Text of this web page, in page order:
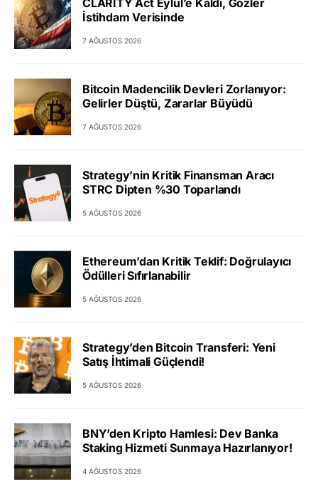
İstihdam Verisinde
7 AĞUSTOS 2026
Bitcoin Madencilik Devleri Zorlanıyor:
Gelirler Düştü, Zararlar Büyüdü
7 AĞUSTOS 2026
Strategy’nin Kritik Finansman Aracı
STRC Dipten %30 Toparlandı
5 AĞUSTOS 2026
Ethereum’dan Kritik Teklif: Doğrulayıcı
Ödülleri Sıfırlanabilir
5 AĞUSTOS 2026
Strategy’den Bitcoin Transferi: Yeni
Satış İhtimali Güçlendi!
5 AĞUSTOS 2026
BNY’den Kripto Hamlesi: Dev Banka
Staking Hizmeti Sunmaya Hazırlanıyor!
4 AĞUSTOS 2026